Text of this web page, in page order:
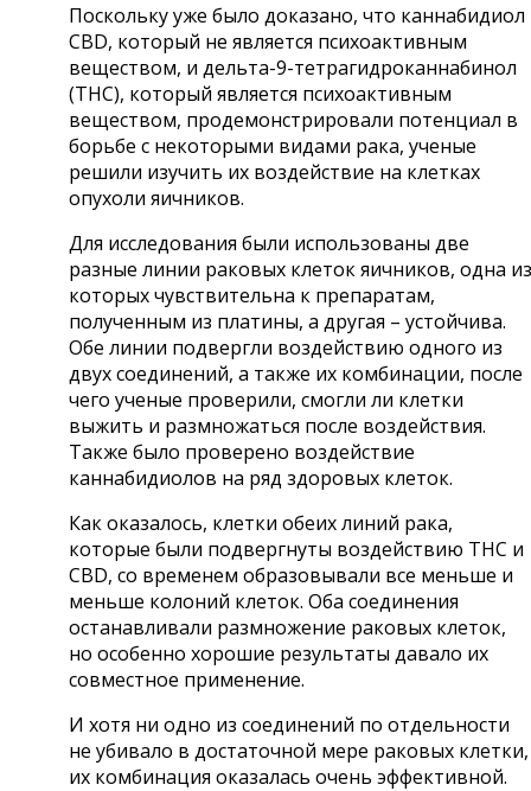
Поскольку уже было доказано, что каннабидиол
CBD, который не является психоактивным
веществом, и дельта-9-тетрагидроканнабинол
(THC), который является психоактивным
веществом, продемонстрировали потенциал в
борьбе с некоторыми видами рака, ученые
решили изучить их воздействие на клетках
опухоли яичников.
Для исследования были использованы две
разные линии раковых клеток яичников, одна из
которых чувствительна к препаратам,
полученным из платины, а другая – устойчива.
Обе линии подвергли воздействию одного из
двух соединений, а также их комбинации, после
чего ученые проверили, смогли ли клетки
выжить и размножаться после воздействия.
Также было проверено воздействие
каннабидиолов на ряд здоровых клеток.
Как оказалось, клетки обеих линий рака,
которые были подвергнуты воздействию THC и
CBD, со временем образовывали все меньше и
меньше колоний клеток. Оба соединения
останавливали размножение раковых клеток,
но особенно хорошие результаты давало их
совместное применение.
И хотя ни одно из соединений по отдельности
не убивало в достаточной мере раковых клетки,
их комбинация оказалась очень эффективной.